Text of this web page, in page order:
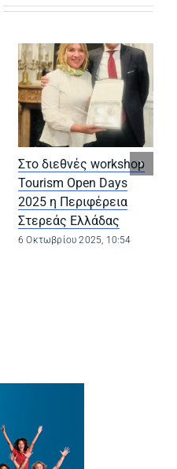
Στο διεθνές workshop
Tourism Open Days
2025 η Περιφέρεια
Στερεάς Ελλάδας
6 Οκτωβρίου 2025, 10:54